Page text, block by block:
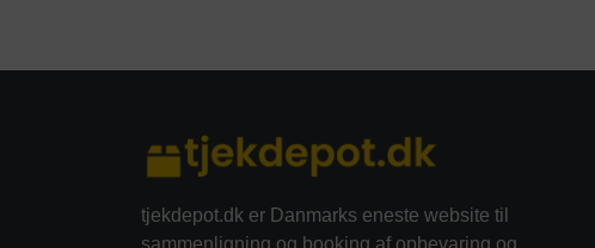
tjekdepot.dk er Danmarks eneste website til
sammenligning og booking af opbevaring og